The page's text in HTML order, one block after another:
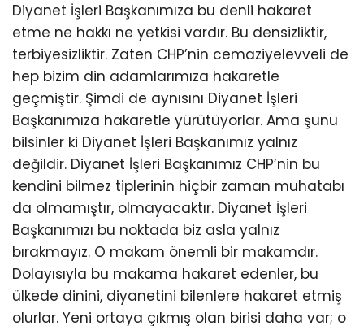
Diyanet İşleri Başkanımıza bu denli hakaret
etme ne hakkı ne yetkisi vardır. Bu densizliktir,
terbiyesizliktir. Zaten CHP’nin cemaziyelevveli de
hep bizim din adamlarımıza hakaretle
geçmiştir. Şimdi de aynısını Diyanet İşleri
Başkanımıza hakaretle yürütüyorlar. Ama şunu
bilsinler ki Diyanet İşleri Başkanımız yalnız
değildir. Diyanet İşleri Başkanımız CHP’nin bu
kendini bilmez tiplerinin hiçbir zaman muhatabı
da olmamıştır, olmayacaktır. Diyanet İşleri
Başkanımızı bu noktada biz asla yalnız
bırakmayız. O makam önemli bir makamdır.
Dolayısıyla bu makama hakaret edenler, bu
ülkede dinini, diyanetini bilenlere hakaret etmiş
olurlar. Yeni ortaya çıkmış olan birisi daha var; o